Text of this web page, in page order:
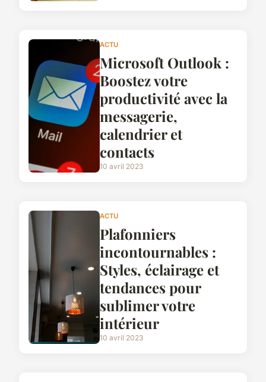
ACTU
Microsoft Outlook :
Boostez votre
productivité avec la
messagerie,
calendrier et
contacts
10 avril 2023
ACTU
Plafonniers
incontournables :
Styles, éclairage et
tendances pour
sublimer votre
intérieur
10 avril 2023